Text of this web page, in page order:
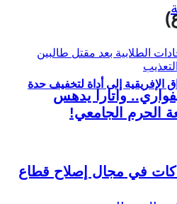
الإفريقية إلى أداة لتخفيف حدة
واتارا يدهس
الحرم الجامعي!
في مجال إصلاح قطاع